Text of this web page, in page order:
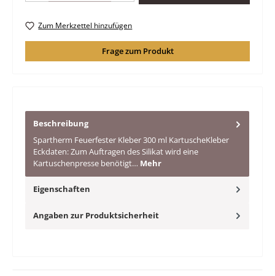
Zum Merkzettel hinzufügen
Frage zum Produkt
Beschreibung
Spartherm Feuerfester Kleber 300 ml KartuscheKleber
Eckdaten: Zum Auftragen des Silikat wird eine
Kartuschenpresse benötigt… Mehr
Eigenschaften
Angaben zur Produktsicherheit